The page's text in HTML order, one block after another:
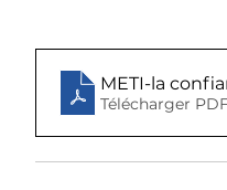
METI-la
Télécharger PDF